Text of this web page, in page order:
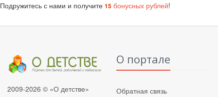
Подружитесь с нами и получите 15 бонусных рублей!
2009-2026 © «О детстве»
О портале
Обратная связь